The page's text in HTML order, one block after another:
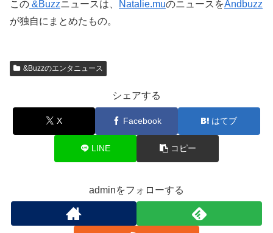
この &Buzzニュースは、 Natalie.muのニュースをAndbuzz
が独自にまとめたもの。
&Buzzのエンタニュース
シェアする
X Facebook はてブ
LINE コピー
adminをフォローする